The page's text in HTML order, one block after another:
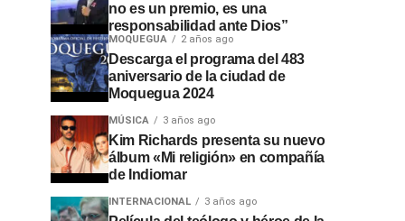
no es un premio, es una
responsabilidad ante Dios”
MOQUEGUA 2 años ago
Descarga el programa del 483
aniversario de la ciudad de
Moquegua 2024
MÚSICA 3 años ago
Kim Richards presenta su nuevo
álbum «Mi religión» en compañía
de Indiomar
INTERNACIONAL 3 años ago